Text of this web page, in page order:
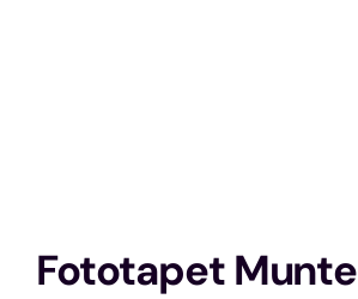
Fototapet Munte